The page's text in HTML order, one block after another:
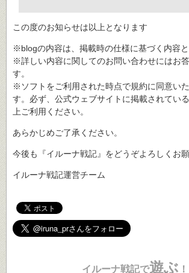
この度のお知らせは以上となります
※blogの内容は、掲載時の仕様に基づく内容と
※詳しい内容に関してのお問い合わせにはお
す。
※ソフトをご利用された時点で規約に同意い
す。必ず、公式ウェブサイトに掲載されてい
上ご利用ください。
あらかじめご了承ください。
今後も『イルーナ戦記』をどうぞよろしくお願
イルーナ戦記運営チーム
イルーナ戦記で遊ぶ ！